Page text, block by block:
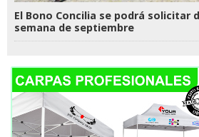
El Bono Concilia se podrá solicitar
semana de septiembre